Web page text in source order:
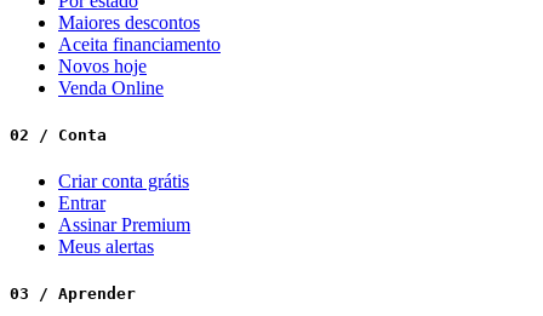
Maiores descontos
Aceita financiamento
Novos hoje
Venda Online
02 / Conta
Criar conta grátis
Entrar
Assinar Premium
Meus alertas
03 / Aprender